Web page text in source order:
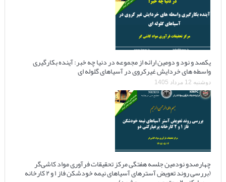
یکصد و نود و دومین ارائه از مجموعه در دنیا چه خبر: آینده بکارگیری
واسطه های خردایش غیرکروی در آسیاهای گلوله ای
دوشنبه 12 مرداد 1405
چهارصدو نودمین جلسه هفتگی مرکز تحقیقات فرآوری مواد کاشی‌گر
(بررسی روند تعویض آسترهای آسیاهای نیمه خودشکن فاز ۱ و ۲ کارخانه